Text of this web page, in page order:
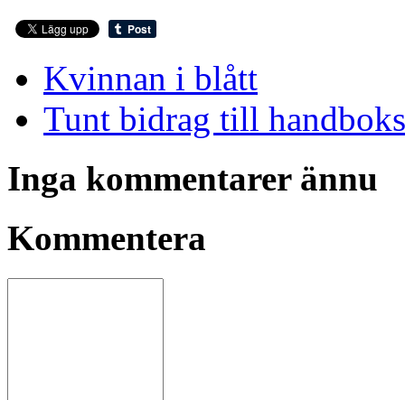
Kvinnan i blått
Tunt bidrag till
Inga kommentarer ännu
Kommentera